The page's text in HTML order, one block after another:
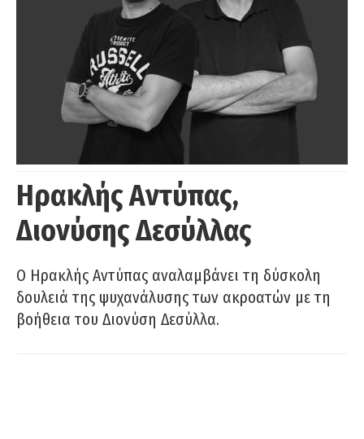
Ηρακλής Αντύπας,
Διονύσης Δεσύλλας
Ο Ηρακλής Αντύπας αναλαμβάνει τη δύσκολη
δουλειά της ψυχανάλυσης των ακροατών με τη
βοήθεια του Διονύση Δεσύλλα.